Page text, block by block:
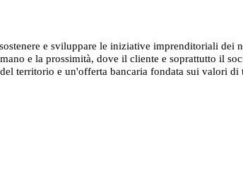
e sviluppare le iniziative imprenditoriali dei
e la prossimità, dove il cliente e soprattutto il
territorio e un'offerta bancaria fondata sui valori di